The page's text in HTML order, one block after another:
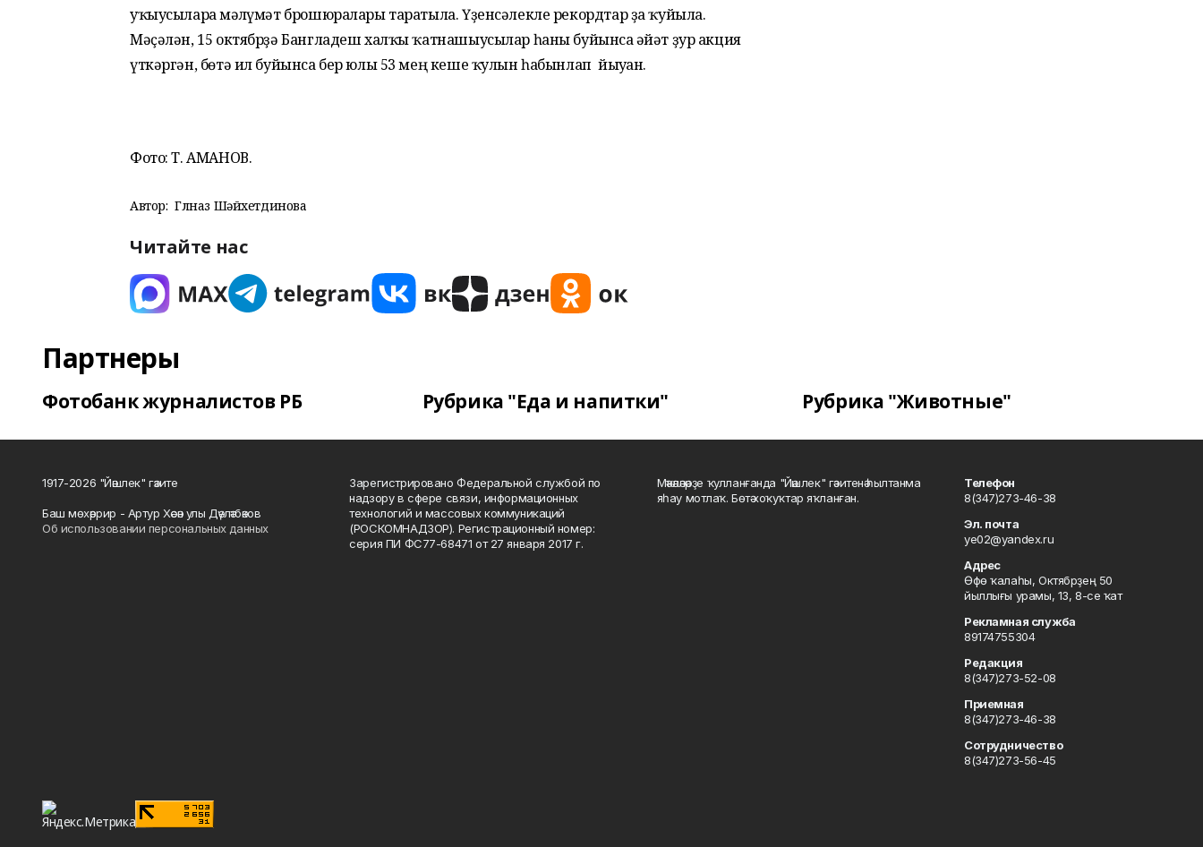
уҡыусыларға мәғлүмәт брошюралары таратыла. Үҙенсәлекле рекордтар ҙа ҡуйыла.
Мәҫәлән, 15 октябрҙә Бангладеш халҡы ҡатнашыусылар һаны буйынса ғәйәт ҙур акция
үткәргән, бөтә ил буйынса бер юлы 53 мең кеше ҡулын һабынлап йыуған.
Фото: Т. АМАНОВ.
Автор: Гөлназ Шәйхетдинова
Читайте нас
Партнеры
Фотобанк журналистов РБ Рубрика "Еда и напитки" Рубрика "Животные"
1917-2026 "Йәшлек" гәзите
Баш мөхәррир - Артур Хәсән улы Дәүләтбәков
Об использовании персональных данных
Зарегистрировано Федеральной службой по
надзору в сфере связи, информационных
технологий и массовых коммуникаций
(РОСКОМНАДЗОР). Регистрационный номер:
серия ПИ ФС77-68471 от 27 января 2017 г.
Мәҡәләләрҙе ҡулланғанда "Йәшлек" гәзитенә һылтанма
яһау мотлаҡ. Бөтә хоҡуҡтар яҡланған.
Телефон
8(347)273-46-38
Эл. почта
ye02@yandex.ru
Адрес
Өфө ҡалаһы, Октябрҙең 50
йыллығы урамы, 13, 8-се ҡат
Рекламная служба
89174755304
Редакция
8(347)273-52-08
Приемная
8(347)273-46-38
Сотрудничество
8(347)273-56-45